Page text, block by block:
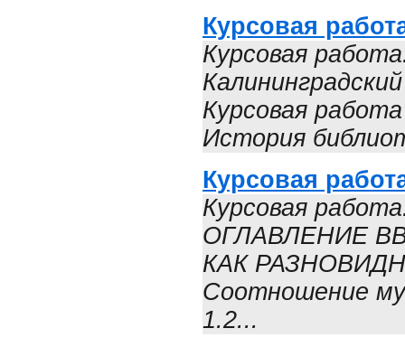
Курсовая
Курсовая
Курсовая
История
Курсовая
Курсовая
ОГЛАВЛЕНИЕ
КАК
Соотношение
1.2...